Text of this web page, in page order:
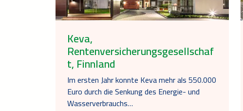
Keva,
Rentenversicherungsgesellschaf
t, Finnland
Im ersten Jahr konnte Keva mehr als 550.000
Euro durch die Senkung des Energie- und
Wasserverbrauchs…